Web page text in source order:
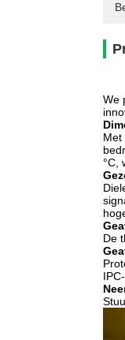
We
Met
°C,
De